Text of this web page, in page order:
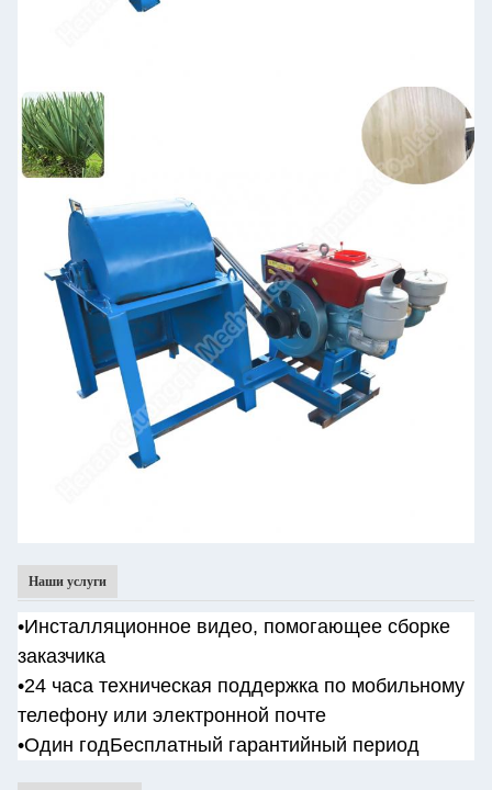
Наши услуги
•Инсталляционное видео, помогающее сборке
заказчика
•24 часа техническая поддержка по мобильному
телефону или электронной почте
•Один годБесплатный гарантийный период